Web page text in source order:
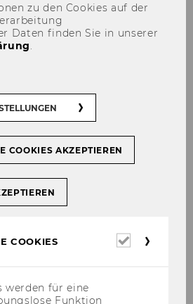
beim Erste Bank
zu den Cookies auf der
Daten finden Sie in unserer
COOKIES AKZEPTIEREN
COOKIES
werden für eine
Funktion